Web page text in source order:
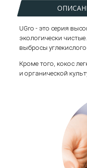
UGro - это серия
экологически
выбросы углекислого
Кроме того, кокос
и органической